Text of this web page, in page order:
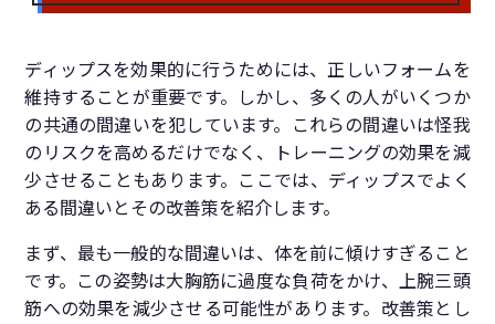
ディップスを効果的に行うためには、正しいフォームを
維持することが重要です。しかし、多くの人がいくつか
の共通の間違いを犯しています。これらの間違いは怪我
のリスクを高めるだけでなく、トレーニングの効果を減
少させることもあります。ここでは、ディップスでよく
ある間違いとその改善策を紹介します。
まず、最も一般的な間違いは、体を前に傾けすぎること
です。この姿勢は大胸筋に過度な負荷をかけ、上腕三頭
筋への効果を減少させる可能性があります。改善策とし